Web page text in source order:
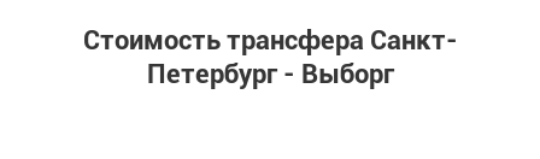
Стоимость трансфера Санкт-
Петербург - Выборг